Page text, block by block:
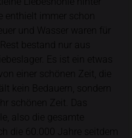
enthielt immer schon
und Wasser waren für
bestand nur aus
Es ist ein etwas
einer schönen Zeit, die
kein Bedauern, sondern
schönen Zeit. Das
also die gesamte
die 60.000 Jahre
seitdem